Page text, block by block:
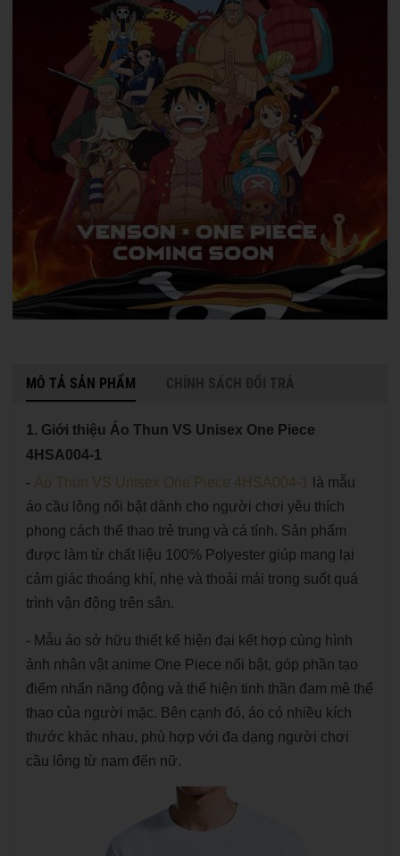
MÔ TẢ SẢN PHẨM CHÍNH SÁCH ĐỔI TRẢ
1. Giới thiệu Áo Thun VS Unisex One Piece
4HSA004-1
- Áo Thun VS Unisex One Piece 4HSA004-1
là mẫu
áo cầu lông nổi bật dành cho người chơi yêu thích
phong cách thể thao trẻ trung và cá tính. Sản phẩm
được làm từ chất liệu 100% Polyester giúp mang lại
cảm giác thoáng khí, nhẹ và thoải mái trong suốt quá
trình vận động trên sân.
- Mẫu áo sở hữu thiết kế hiện đại kết hợp cùng hình
ảnh nhân vật anime One Piece nổi bật, góp phần tạo
điểm nhấn năng động và thể hiện tinh thần đam mê thể
thao của người mặc. Bên cạnh đó, áo có nhiều kích
thước khác nhau, phù hợp với đa dạng người chơi
cầu lông từ nam đến nữ.